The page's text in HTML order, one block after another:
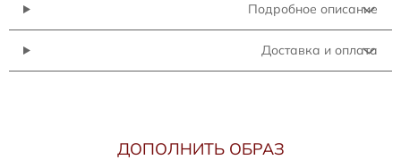
Подробное описание
Доставка и оплата
ДОПОЛНИТЬ ОБРАЗ